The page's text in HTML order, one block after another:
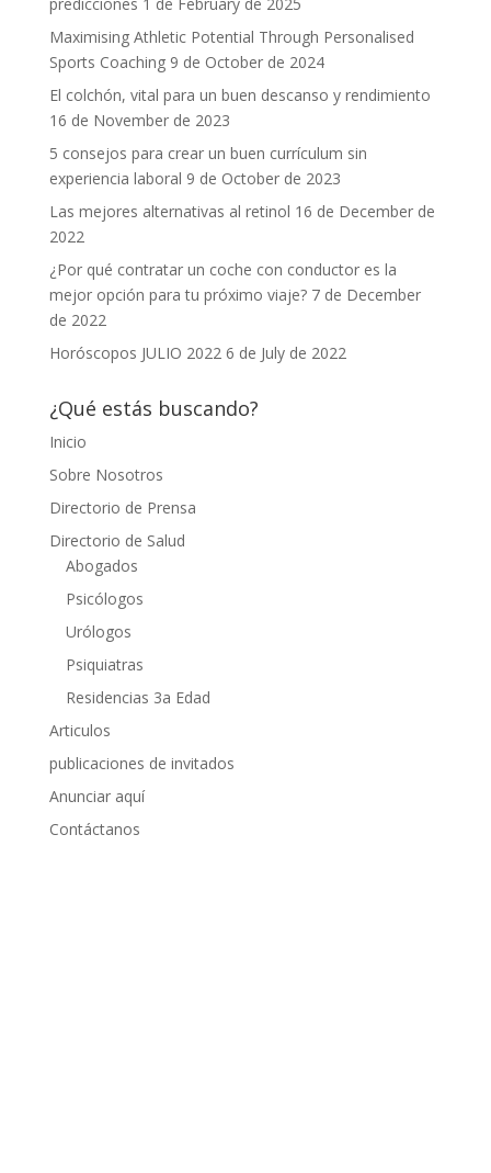
Maximising Athletic Potential Through Personalised
Sports Coaching 9 de October de 2024
El colchón, vital para un buen descanso y rendimiento
16 de November de 2023
5 consejos para crear un buen currículum sin
experiencia laboral 9 de October de 2023
Las mejores alternativas al retinol 16 de December de
2022
¿Por qué contratar un coche con conductor es la
mejor opción para tu próximo viaje? 7 de December
de 2022
Horóscopos JULIO 2022 6 de July de 2022
¿Qué estás buscando?
Inicio
Sobre Nosotros
Directorio de Prensa
Directorio de Salud
Abogados
Psicólogos
Urólogos
Psiquiatras
Residencias 3a Edad
Articulos
publicaciones de invitados
Anunciar aquí
Contáctanos